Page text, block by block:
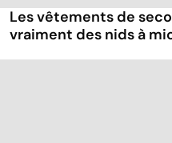
Les vêtements de
vraiment des nids à